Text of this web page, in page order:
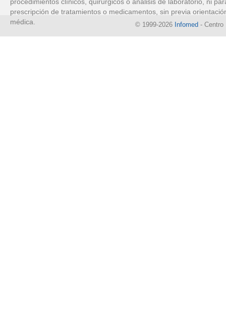
procedimientos clínicos, quirúrgicos o análisis de laboratorio, ni
prescripción de tratamientos o medicamentos, sin previa
médica.
© 1999-2026 Infomed - Centro